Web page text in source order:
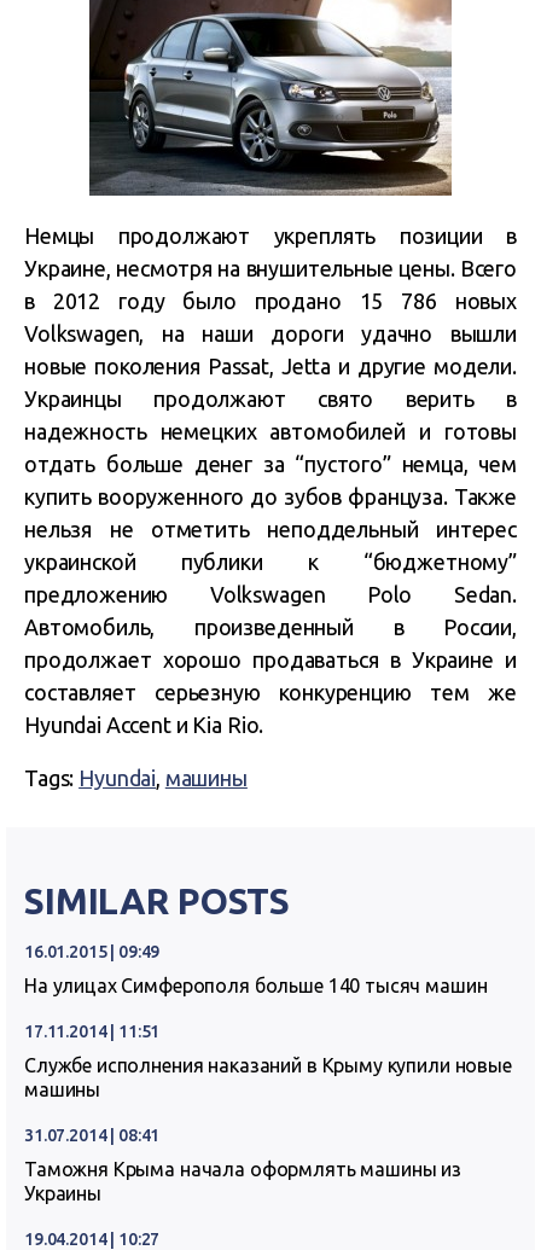
Немцы продолжают укреплять позиции в
Украине, несмотря на внушительные цены. Всего
в 2012 году было продано 15 786 новых
Volkswagen, на наши дороги удачно вышли
новые поколения Passat, Jetta и другие модели.
Украинцы продолжают свято верить в
надежность немецких автомобилей и готовы
отдать больше денег за “пустого” немца, чем
купить вооруженного до зубов француза. Также
нельзя не отметить неподдельный интерес
украинской публики к “бюджетному”
предложению Volkswagen Polo Sedan.
Автомобиль, произведенный в России,
продолжает хорошо продаваться в Украине и
составляет серьезную конкуренцию тем же
Hyundai Accent и Kia Rio.
Tags: Hyundai машины
SIMILAR POSTS
16.01.2015 | 09:49
На улицах Симферополя больше 140 тысяч машин
17.11.2014 | 11:51
Службе исполнения наказаний в Крыму купили новые
машины
31.07.2014 | 08:41
Таможня Крыма начала оформлять машины из
Украины
19.04.2014 | 10:27